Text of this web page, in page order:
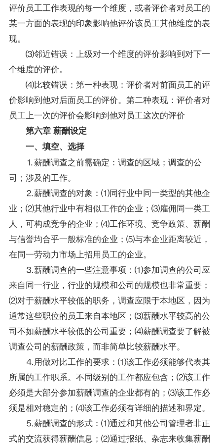
评价员工工作表现的每一个维度，或者评价者对员工的
某一方面的表现的印象影响他评价该员工其他维度的表
现。
⑶邻近错误：上级对一个维度的评价影响到对下一
个维度的评价。
⑷比较错误：第一种表现：评价者对前面员工的评
价影响到他对后面员工的评价。第二种表现：评价者对
员工上一次的评价会影响到他对员工这次的评价
第六章 薪酬设定
一、填空、选择
⒈薪酬调查之前需确定：调查的区域；调查的公
司；涉及的工作。
⒉薪酬调查的对象：⑴同行业中同一类型的其他企
业；⑵其他行业中有相似工作的企业；⑶雇佣同一类工
人，可构成竞争的企业；⑷工作环境、竞争政策、薪酬
与信誉均合乎一般标准的企业；⑸与本企业距离较近，
在同一劳动力市场上招用员工的企业。
⒊薪酬调查的一些注意事项：⑴参加调查的公司应
来自同一行业，行业的规模和公司的规模也非常重要；
⑵对于薪酬水平较低的职务，调查应限于本地区，因为
通常这些职位的员工来自本地区；⑶薪酬水平较高的公
司不如薪酬水平较低的公司重要；⑷薪酬调查要了解被
调查公司的薪酬政策，而非简单比较薪酬水平。
⒋用做对比工作的要求：⑴该工作必须能够代表其
所属的工作职系。不同级别的工作都应包含；⑵该工作
必须是大部分参加薪酬调查的企业都有的；⑶该工作必
须是相对稳定的；⑷该工作必须有详细的描述和界定。
⒌薪酬调查的形式：⑴通过和其他公司管理者非正
式的交流获得薪酬信息；⑵通过报纸、杂志来收集薪酬